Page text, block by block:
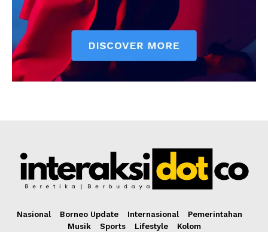
Nasional Borneo Update Internasional
Pemerintahan
Musik
Sports Lifestyle Kolom